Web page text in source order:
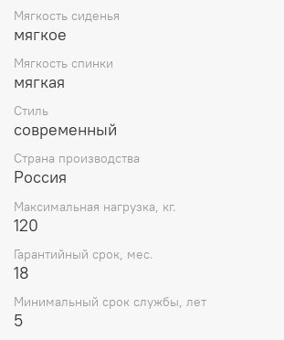
Мягкость сиденья
мягкое
Мягкость спинки
мягкая
Стиль
современный
Страна производства
Россия
Максимальная нагрузка, кг.
120
Гарантийный срок, мес.
18
Минимальный срок службы, лет
5